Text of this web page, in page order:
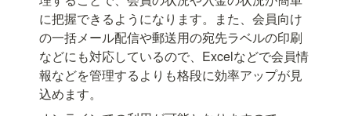
に把握できるようになります。また、会員向け
の一括メール配信や郵送用の宛先ラベルの印刷
などにも対応しているので、Excelなどで会員情
報などを管理するよりも格段に効率アップが見
込めます。